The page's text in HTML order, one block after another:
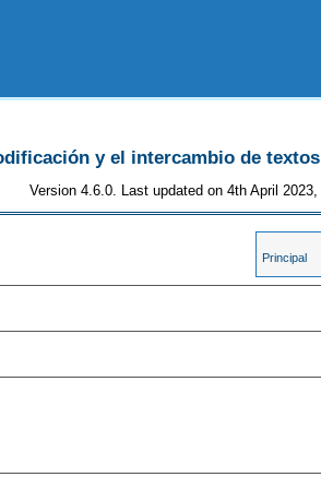
y el intercambio de
Version 4.6.0. Last updated on 4th April
Principal